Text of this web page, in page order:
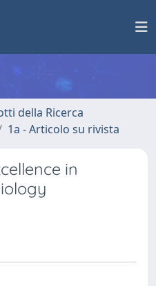
della Ricerca
1a - Articolo su rivista
in